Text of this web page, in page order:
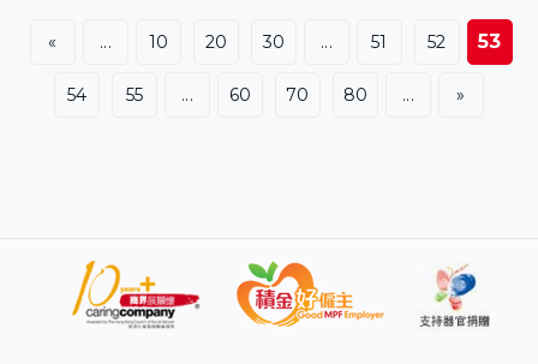
舉行祝聖禮的翌日，他們在同一地方舉行彌撒，為四人祝
聖的兩名主教亦出席。梵蒂岡則將周三的祝聖禮定性為
「裂教」，宣布參與儀式的六名主教遭到「絕罰」，代表
主教祝聖，教廷當時亦對相關的主教「絕罰」，但針對的
範圍並未如今次廣泛。教廷多年來嘗試與兄弟會透過對話
和解，但美聯社分析指出今次祝聖爭議，已構成良十四世
« ... 10 20 30 ... 51 52 53
54 55 ... 60 70 80 ... »